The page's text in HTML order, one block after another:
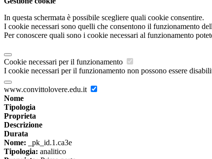
In questa schermata è possibile scegliere quali cookie consentire.
I cookie necessari sono quelli che consentono il funzionamento
Per conoscere quali sono i cookie necessari al funzionamento
Cookie necessari per il funzionamento
I cookie necessari per il funzionamento non possono essere
www.convittolovere.edu.it
Nome
Tipologia
Proprieta
Descrizione
Durata
Nome: _pk_id.1.ca3e
Tipologia: analitico